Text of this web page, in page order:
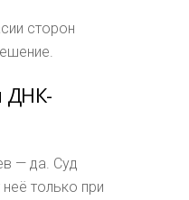
сторон
ДНК-
— да. Суд
только при